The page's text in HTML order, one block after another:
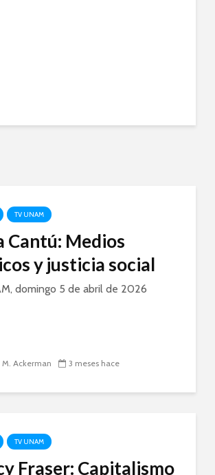
TV UNAM
Cantú: Medios
y justicia social
domingo 5 de abril de 2026
M. Ackerman 3 meses hace
TV UNAM
Fraser: Capitalismo